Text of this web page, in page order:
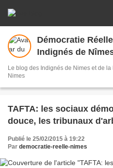
Démocratie
Indignés de
Le blog des Indignés de Nimes et de
Nimes
TAFTA: les sociaux
douce, les tribunaux
Publié le 25/02/2015 à 19:22
Par democratie-reelle-nimes